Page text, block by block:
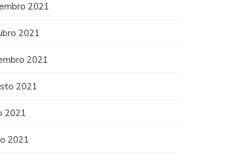
2021
2021
2021
2021
2021
2021